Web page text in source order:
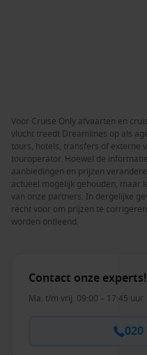
Voor Cruise Only afvaarten en
vlucht treedt Dreamlines op als
tours, hotels, transfers of externe
touroperator. Hoewel de
aanbiedingen en prijzen
actueel mogelijk gehouden, maar
van onze partners. In dergelijke
recht voor om prijzen te
worden ontleend.
Contact onze experts!
Ma. t/m vrij. 09:00 – 17:45 uur
020